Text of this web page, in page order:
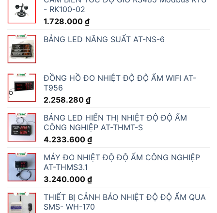
- RK100-02
1.728.000 ₫
BẢNG LED NĂNG SUẤT AT-NS-6
ĐỒNG HỒ ĐO NHIỆT ĐỘ ĐỘ ẨM WIFI AT-
T956
2.258.280 ₫
BẢNG LED HIỂN THỊ NHIỆT ĐỘ ĐỘ ẨM
CÔNG NGHIỆP AT-THMT-S
4.233.600 ₫
MÁY ĐO NHIỆT ĐỘ ĐỘ ẨM CÔNG NGHIỆP
AT-THMS3.1
3.240.000 ₫
THIẾT BỊ CẢNH BÁO NHIỆT ĐỘ ĐỘ ẨM QUA
SMS- WH-170